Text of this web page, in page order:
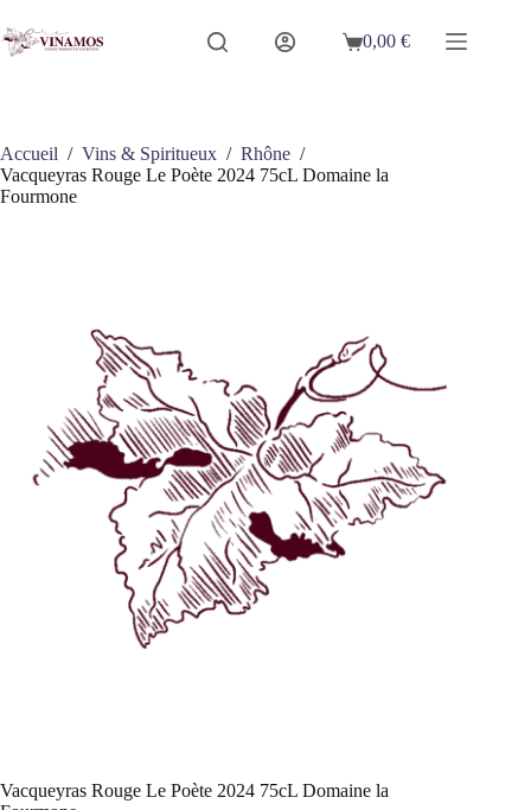
au
contenu
Panier
0,00€
Accueil / Vins & Spiritueux / Rhône /
Vacqueyras Rouge Le Poète 2024 75cL Domaine la
Fourmone
Vacqueyras Rouge Le Poète 2024 75cL Domaine la